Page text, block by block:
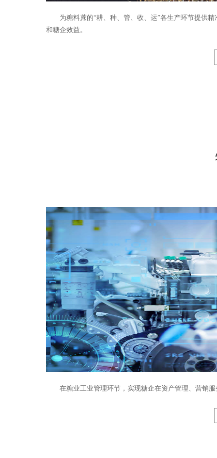
为糖料蔗的“耕、种、管、收、运”各生产环节提供
和糖企效益。
在糖业工业管理环节，实现糖企在资产管理、营销